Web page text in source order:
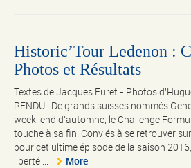
Historic’Tour Ledenon :
Photos et Résultats
Textes de Jacques Furet - Photos
RENDU De grands suisses nommés
week-end d’automne, le Challenge
touche à sa fin. Conviés à se retrouver
pour cet ultime épisode de la saison
liberté ...
More